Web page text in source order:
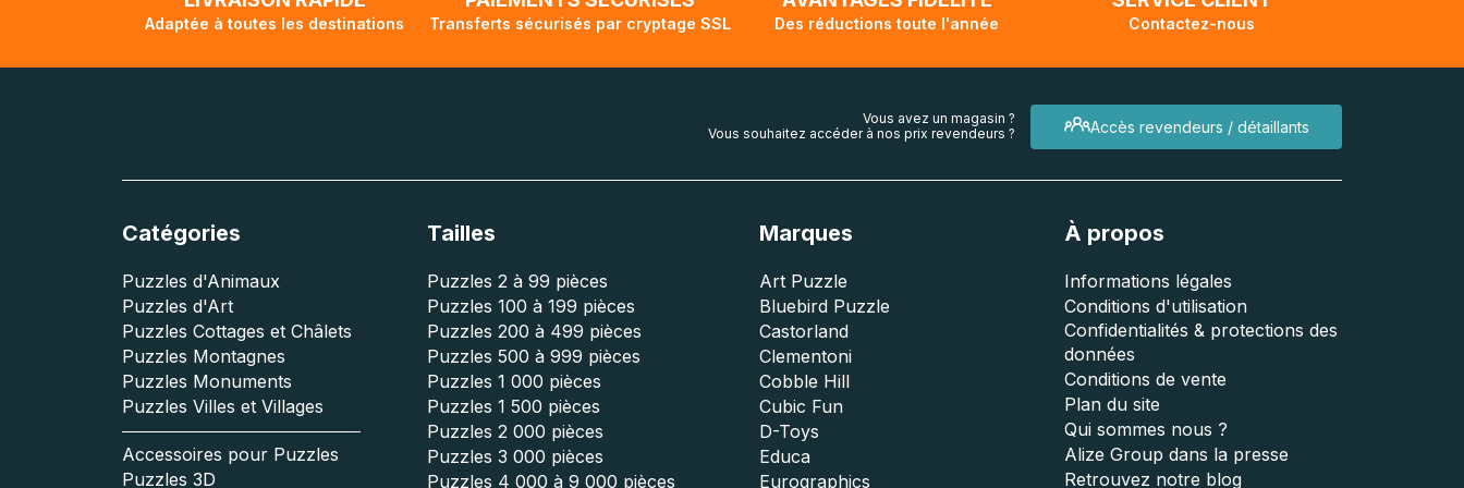
Adaptée à toutes les destinations Transferts sécurisés par cryptage SSL Des réductions toute l'année Contactez-nous
Accès revendeurs / détaillants
Vous avez un magasin ?
Vous souhaitez accéder à nos prix revendeurs ?
Catégories
Puzzles d'Animaux
Puzzles d'Art
Puzzles Cottages et Châlets
Puzzles Montagnes
Puzzles Monuments
Puzzles Villes et Villages
Accessoires pour Puzzles
Puzzles 3D
Tailles
Puzzles 2 à 99 pièces
Puzzles 100 à 199 pièces
Puzzles 200 à 499 pièces
Puzzles 500 à 999 pièces
Puzzles 1 000 pièces
Puzzles 1 500 pièces
Puzzles 2 000 pièces
Puzzles 3 000 pièces
Puzzles 4 000 à 9 000 pièces
Marques
Art Puzzle
Bluebird Puzzle
Castorland
Clementoni
Cobble Hill
Cubic Fun
D-Toys
Educa
Eurographics
À propos
Informations légales
Conditions d'utilisation
Confidentialités & protections des
données
Conditions de vente
Plan du site
Qui sommes nous ?
Alize Group dans la presse
Retrouvez notre blog